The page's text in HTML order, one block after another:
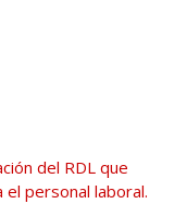
del RDL que
el personal laboral.